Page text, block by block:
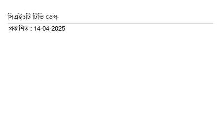
সিএইচটি টিভি ডেস্ক
প্রকাশিত : 14-04-2025